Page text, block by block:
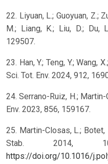
22. Liyuan, L.; Guoyuan, Z.;
M.; Liang, K.; Liu, D.; Du,
129507.
23. Han, Y.; Teng, Y.; Wang,
Sci. Tot. Env. 2024, 912,
24. Serrano-Ruiz, H.;
Env. 2023, 856, 159167.
25. Martin-Closas, L.; Botet,
Stab. 2014,
https://doi.org/10.1016/